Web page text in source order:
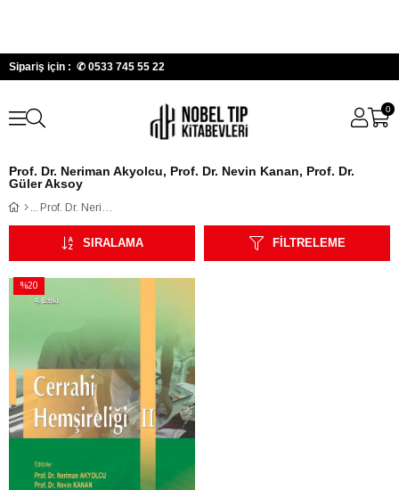
Sipariş için : ✆ 0533 745 55 22
0
Prof. Dr. Neriman Akyolcu, Prof. Dr. Nevin Kanan, Prof. Dr.
Güler Aksoy
Prof. Dr. Neriman Akyolcu, Prof. Dr. Nevin Kanan, Prof. Dr. Güler Aksoy
FILTRELEME
SIRALAMA
%20
İndirim